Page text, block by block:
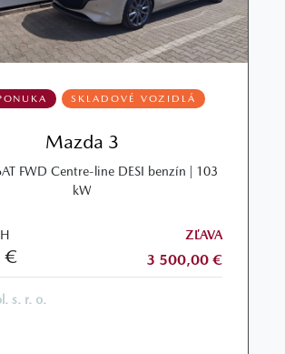
SKLADOVÉ VOZIDLÁ
Mazda 3
FWD Centre-line DESI benzín | 103
kW
€
ZĽAVA
3 500,00 €
s. r. o.